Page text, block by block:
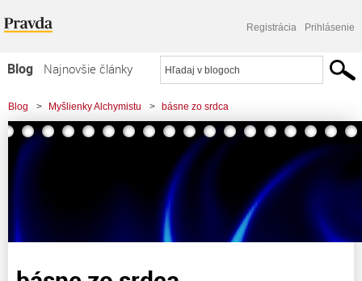
Registrácia Prihlásenie
Blog
Najnovšie články
Najčítanejšie články
Najkomentovanejšie články
Zoznam blogov
Blog > Myšlienky Alchymistu > básne zo srdca